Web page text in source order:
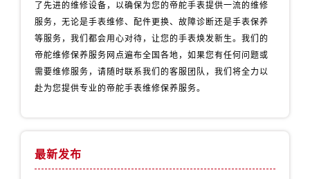
内蒙古自治区呼伦贝尔市海拉尔区中央街帝舵售后服务中心（需提前预约）
了先进的维修设备，以确保为您的帝舵手表提供一流的维修
服务，无论是手表维修、配件更换、故障诊断还是手表保养
等服务，我们都会用心对待，让您的手表焕发新生。我们的
帝舵维修保养服务网点遍布全国各地，如果您有任何问题或
需要维修服务，请随时联系我们的客服团队，我们将全力以
赴为您提供专业的帝舵手表维修保养服务。
最新发布